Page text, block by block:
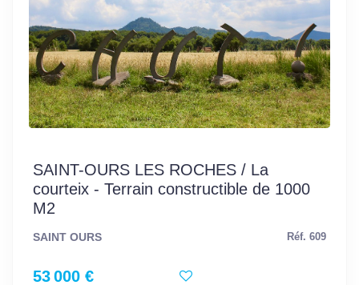
SAINT-OURS LES ROCHES / La
courteix - Terrain constructible de 1000
M2
SAINT OURS Réf. 609
53 000 €